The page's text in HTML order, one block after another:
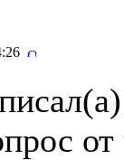
от